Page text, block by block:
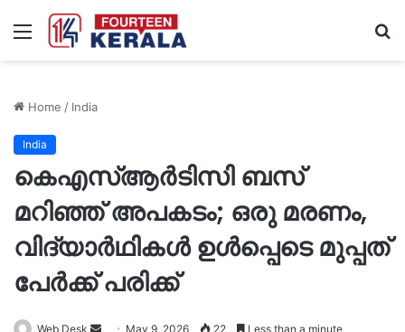
Menu
Home / India
India
കെഎസ്ആര്‍ടിസി ബസ്
മറിഞ്ഞ് അപകടം; ഒരു മരണം,
വിദ്യാർഥികൾ ഉൾപ്പെടെ മുപ്പത്
പേർക്ക് പരിക്ക്
Web Desk
Send May 9, 2026 22 Less than a minute